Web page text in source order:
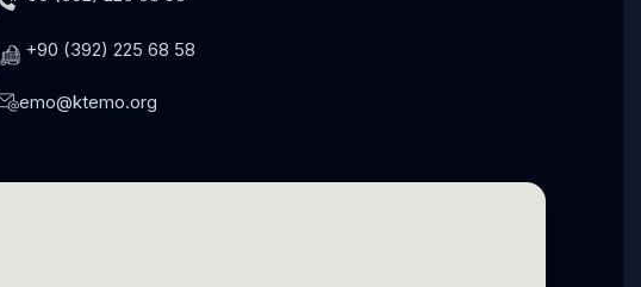
+90 (392) 225 68 58
emo@ktemo.org